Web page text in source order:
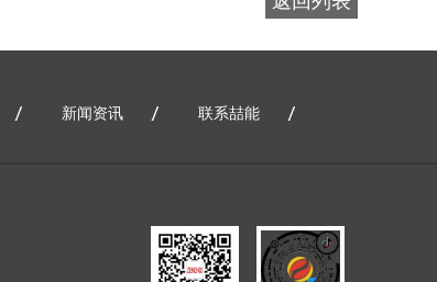
新闻资讯 联系喆能